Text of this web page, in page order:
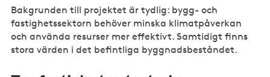
Bakgrunden till projektet är tydlig: bygg- och
fastighetssektorn behöver minska klimatpåverkan
och använda resurser mer effektivt. Samtidigt finns
stora värden i det befintliga byggnadsbeståndet.